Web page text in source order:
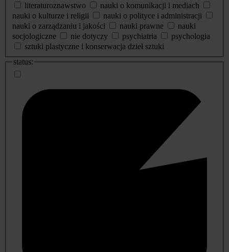
literaturoznawstwo
nauki o komunikacji i mediach
nauki o kulturze i religii
nauki o polityce i administracji
nauki o zarządzaniu i jakości
nauki prawne
nauki
socjologiczne
nie dotyczy psychiatria
psychologia
sztuki plastyczne i konserwacja dzieł sztuki
status: